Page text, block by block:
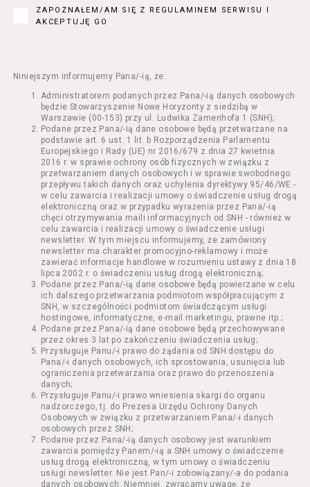
Usługobiorca - osoba fizyczna, osoba prawna
lub jednostka organizacyjna nieposiadająca
Usługodawcę drogą elektroniczną z
wykorzystaniem Serwisu;
Seans – organizowany przez Usługodawcę
w Kinie Nowe Horyzonty we Wrocławiu (ul.
Kazimierza Wielkiego 19a-21) pokaz filmu nie
stanowiący części Wydarzenia;
Wydarzenie – organizowany przez
Usługodawcę w Kinie Nowe Horyzonty we
Wrocławiu (ul. Kazimierza Wielkiego 19a-21)
festiwal filmowy, przegląd filmowy, pokaz
specjalny, performance, opera, koncert lub
inna podobna impreza;
Kurs – zajęcia organizowane przez
Organizatora będące przedsięwzięciem o
charakterze edukacyjnym;
Bilety – dokumenty potwierdzające zawarcie
umowy z Usługodawcą i uprawniające do
wzięcia udziału w Seansie lub w części
określonego Wydarzenia;
Karnety – zestaw określonej liczby Biletów na
poszczególne części danego Wydarzenia lub
na całe Wydarzenie, przewidziany dla danego
Wydarzenia przez Usługodawcę;
Regulamin – niniejszy regulamin.
§ 2 Postanowienia ogólne
Regulamin określa zasady:
świadczenia Usługobiorcom Usług przez
Usługodawcę, z zastrzeżeniem usług, o
ZAPOZNAŁEM/AM SIĘ Z REGULAMINEM SERWISU I
AKCEPTUJĘ GO
Niniejszym informujemy Pana/-ią, że:
Administratorem podanych przez Pana/-ią danych osobowych
będzie Stowarzyszenie Nowe Horyzonty z siedzibą w
Warszawie (00-153) przy ul. Ludwika Zamenhofa 1 (SNH);
Podane przez Pana/-ią dane osobowe będą przetwarzane na
podstawie art. 6 ust. 1 lit. b Rozporządzenia Parlamentu
Europejskiego i Rady (UE) nr 2016/679 z dnia 27 kwietnia
2016 r. w sprawie ochrony osób fizycznych w związku z
przetwarzaniem danych osobowych i w sprawie swobodnego
przepływu takich danych oraz uchylenia dyrektywy 95/46/WE -
w celu zawarcia i realizacji umowy o świadczenie usług drogą
elektroniczną oraz w przypadku wyrażenia przez Pana/-ią
chęci otrzymywania maili informacyjnych od SNH - również w
celu zawarcia i realizacji umowy o świadczenie usługi
newsletter. W tym miejscu informujemy, że zamówiony
newsletter ma charakter promocyjno-reklamowy i może
zawierać informacje handlowe w rozumieniu ustawy z dnia 18
lipca 2002 r. o świadczeniu usług drogą elektroniczną;
Podane przez Pana/-ią dane osobowe będą powierzane w celu
ich dalszego przetwarzania podmiotom współpracującym z
SNH, w szczególności podmiotom świadczącym usługi
hostingowe, informatyczne, e-mail marketingu, prawne itp.;
Podane przez Pana/-ią dane osobowe będą przechowywane
przez okres 3 lat po zakończeniu świadczenia usług;
Przysługuje Panu/-i prawo do żądania od SNH dostępu do
Pana/-i danych osobowych, ich sprostowania, usunięcia lub
ograniczenia przetwarzania oraz prawo do przenoszenia
danych;
Przysługuje Panu/-i prawo wniesienia skargi do organu
nadzorczego, tj. do Prezesa Urzędu Ochrony Danych
Osobowych w związku z przetwarzaniem Pana/-i danych
osobowych przez SNH;
Podanie przez Pana/-ią danych osobowy jest warunkiem
zawarcia pomiędzy Panem/-ią a SNH umowy o świadczenie
usług drogą elektroniczną, w tym umowy o świadczeniu
usługi newsletter. Nie jest Pan/-i zobowiązany/-a do podania
danych osobowych. Niemniej, zwracamy uwagę, że